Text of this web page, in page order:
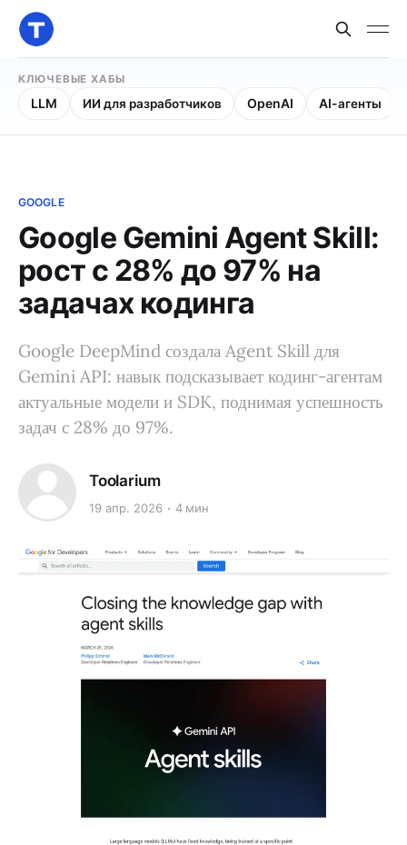
КЛЮЧЕВЫЕ ХАБЫ
LLM ИИ для разработчиков OpenAI AI-агенты
GOOGLE
Google Gemini Agent Skill:
рост с 28% до 97% на
задачах кодинга
Google DeepMind создала Agent Skill для
Gemini API: навык подсказывает кодинг-агентам
актуальные модели и SDK, поднимая успешность
задач с 28% до 97%.
Toolarium
19 апр. 2026 4 мин